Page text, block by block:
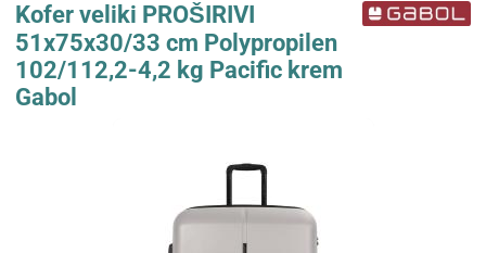
Kofer veliki PROŠIRIVI
51x75x30/33 cm Polypropilen
102/112,2-4,2 kg Pacific krem
Gabol